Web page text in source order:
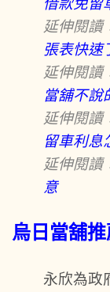
延伸閱讀
張表快速
延伸閱讀
當舖不說
延伸閱讀
留車利息
延伸閱讀
意
烏日當舖
永欣為政